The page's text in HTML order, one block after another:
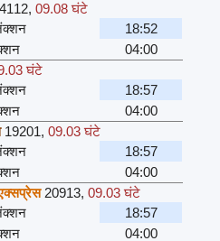
,09.08 घंटे
18:52
04:00
घंटे
18:57
04:00
19201,09.03 घंटे
18:57
04:00
एक्सप्रेस 20913,09.03 घंटे
18:57
04:00